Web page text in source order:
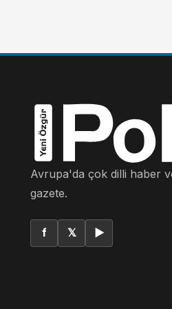
Avrupa'da çok dilli haber
gazete.
f 𝕏 ▶